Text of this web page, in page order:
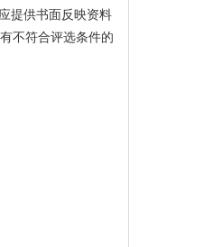
提供书面反映资料
不符合评选条件的